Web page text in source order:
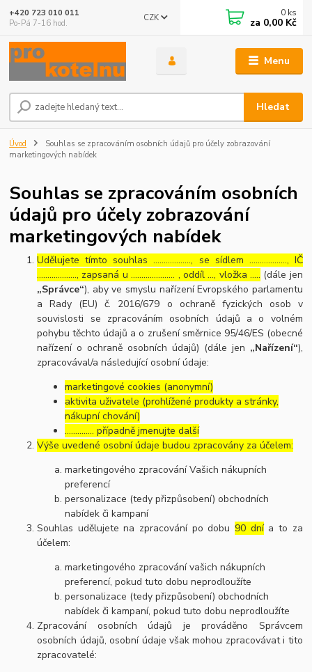
Menu
CZK
Hledat
+420 723 010 011
Po-Pá 7-16 hod.
0 ks
za 0,00 Kč
Úvod
Souhlas se zpracováním osobních údajů pro účely zobrazování
marketingových nabídek
Souhlas se zpracováním osobních
údajů pro účely zobrazování
marketingových nabídek
Udělujete tímto souhlas ……………..., se sídlem ………………, IČ
………………., zapsaná u ………………… , oddíl …, vložka ….. (dále jen
„Správce“), aby ve smyslu nařízení Evropského parlamentu
a Rady (EU) č. 2016/679 o ochraně fyzických osob v
souvislosti se zpracováním osobních údajů a o volném
pohybu těchto údajů a o zrušení směrnice 95/46/ES (obecné
nařízení o ochraně osobních údajů) (dále jen „Nařízení“),
zpracovával/a následující osobní údaje:
marketingové cookies (anonymní)
aktivita uživatele (prohlížené produkty a stránky,
nákupní chování)
………….. případně jmenujte další
Výše uvedené osobní údaje budou zpracovány za účelem:
marketingového zpracování Vašich nákupních
preferencí
personalizace (tedy přizpůsobení) obchodních
nabídek či kampaní
Souhlas udělujete na zpracování po dobu 90 dnía to za
účelem:
marketingového zpracování vašich nákupních
preferencí, pokud tuto dobu neprodloužíte
personalizace (tedy přizpůsobení) obchodních
nabídek či kampaní, pokud tuto dobu neprodloužíte
Zpracování osobních údajů je prováděno Správcem
osobních údajů, osobní údaje však mohou zpracovávat i tito
zpracovatelé: